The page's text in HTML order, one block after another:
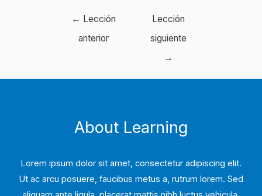
Navegación
← Lección
anterior
Lección
siguiente
→
About Learning
Lorem ipsum dolor sit amet, consectetur adipiscing elit.
Ut ac arcu posuere, faucibus metus a, rutrum lorem. Sed